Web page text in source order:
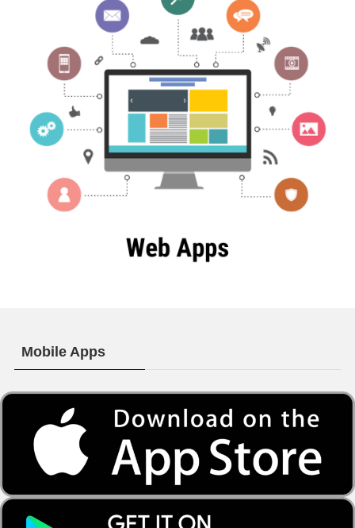
Mobile Apps